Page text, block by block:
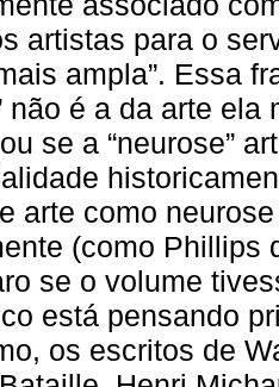
artistas para o
ampla”. Essa
não é a da arte
se a “neurose”
arte como
(como Phillips
se o volume
está pensando
os escritos de